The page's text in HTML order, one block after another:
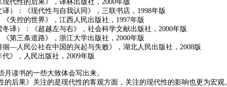
代性的后果》，译林出版社，2000年版
）：《现代性与自我认同》，三联书店，1998年版
失控的世界》，江西人民出版社，1997年版
译）：《超越左与右》，社会科学文献出版社，2000年版
第三条道路》，浙江大学出版社，2000年版
—人民公社在中国的兴起与失败》，湖北人民出版社，2008版
》，人民出版社，2009年版
书的一些大致体会写出来。
果》关注的是现代性的客观方面，关注的现代性的影响也更为宏观